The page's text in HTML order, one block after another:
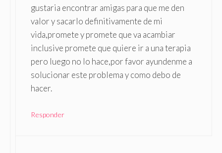
gustaria encontrar amigas para que me den
valor y sacarlo definitivamente de mi
vida,promete y promete que va acambiar
inclusive promete que quiere ir a una terapia
pero luego no lo hace,por favor ayundenme a
solucionar este problema y como debo de
hacer.
Responder